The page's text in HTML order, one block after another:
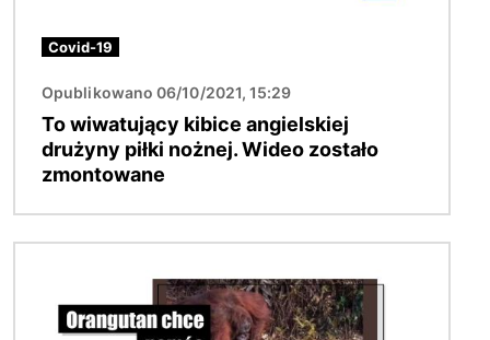
Covid-19
Opublikowano 06/10/2021, 15:29
To wiwatujący kibice angielskiej
drużyny piłki nożnej. Wideo zostało
zmontowane